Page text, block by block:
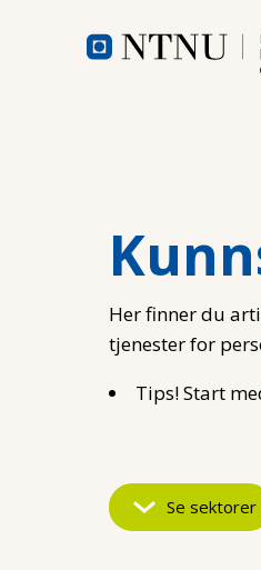
Her finner du
tjenester for
Tips! Start
Se sektorer